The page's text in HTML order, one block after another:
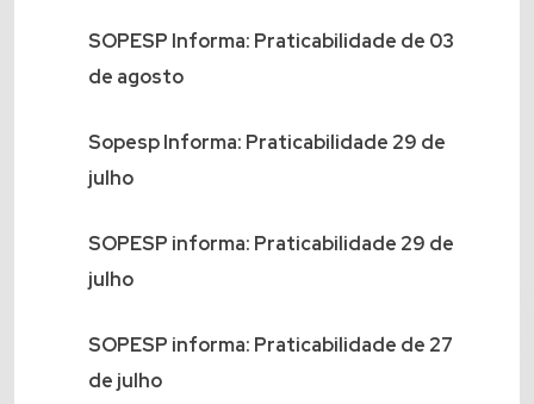
SOPESP Informa: Praticabilidade de 03
de agosto
Sopesp Informa: Praticabilidade 29 de
julho
SOPESP informa: Praticabilidade 29 de
julho
SOPESP informa: Praticabilidade de 27
de julho